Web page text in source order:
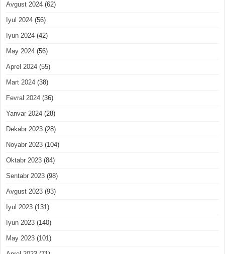
Avgust 2024 (62)
Iyul 2024 (56)
Iyun 2024 (42)
May 2024 (56)
Aprel 2024 (55)
Mart 2024 (38)
Fevral 2024 (36)
Yanvar 2024 (28)
Dekabr 2023 (28)
Noyabr 2023 (104)
Oktabr 2023 (84)
Sentabr 2023 (98)
Avgust 2023 (93)
Iyul 2023 (131)
Iyun 2023 (140)
May 2023 (101)